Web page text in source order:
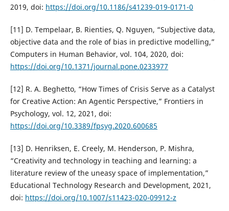
2019, doi: https://doi.org/10.1186/s41239-019-0171-0
[11] D. Tempelaar, B. Rienties, Q. Nguyen, “Subjective data,
objective data and the role of bias in predictive modelling,”
Computers in Human Behavior, vol. 104, 2020, doi:
https://doi.org/10.1371/journal.pone.0233977
[12] R. A. Beghetto, “How Times of Crisis Serve as a Catalyst
for Creative Action: An Agentic Perspective,” Frontiers in
Psychology, vol. 12, 2021, doi:
https://doi.org/10.3389/fpsyg.2020.600685
[13] D. Henriksen, E. Creely, M. Henderson, P. Mishra,
“Creativity and technology in teaching and learning: a
literature review of the uneasy space of implementation,”
Educational Technology Research and Development, 2021,
doi: https://doi.org/10.1007/s11423-020-09912-z